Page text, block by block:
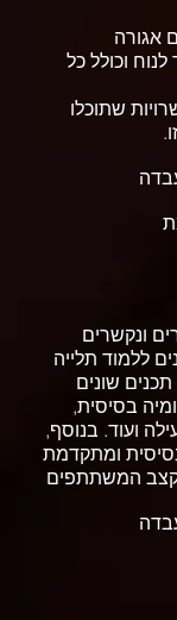
אגורה
וכולל כל
שתוכלו
ונקשרים
ללמוד תלייה
שונים
בסיסית,
ועוד. בנוסף,
ומתקדמת